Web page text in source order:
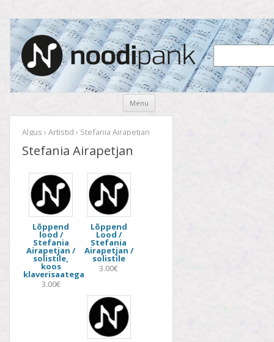
Noodipank
noodipank.ee
Menu Skip
content
Algus › Artistid › Stefania Airapetjan
Stefania Airapetjan
Lõppend
lood /
Stefania
Airapetjan /
solistile,
koos
klaverisaatega
3.00€
Lõppend
Lood /
Stefania
Airapetjan /
solistile
3.00€